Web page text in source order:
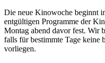
Die neue Kinowoche beginnt
entgültigen Programme der
Montag abend davor fest. Wir
falls für bestimmte Tage keine
vorliegen.